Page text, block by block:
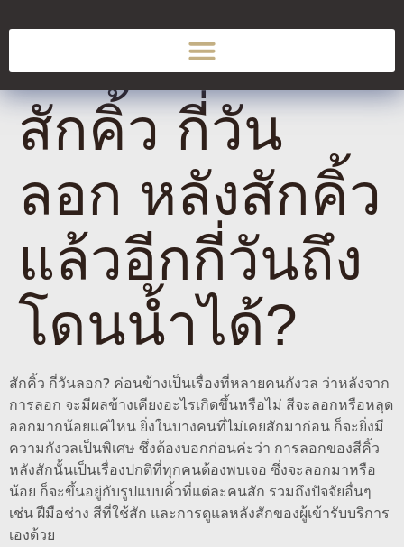
สักคิ้ว กี่วัน
ลอก หลังสักคิ้ว
แล้วอีกกี่วันถึง
โดนน้ำได้?
สักคิ้ว กี่วันลอก? ค่อนข้างเป็นเรื่องที่หลายคนกังวล ว่าหลังจาก
การลอก จะมีผลข้างเคียงอะไรเกิดขึ้นหรือไม่ สีจะลอกหรือหลุด
ออกมากน้อยแค่ไหน ยิ่งในบางคนที่ไม่เคยสักมาก่อน ก็จะยิ่งมี
ความกังวลเป็นพิเศษ ซึ่งต้องบอกก่อนค่ะว่า การลอกของสีคิ้ว
หลังสักนั้นเป็นเรื่องปกติที่ทุกคนต้องพบเจอ ซึ่งจะลอกมาหรือ
น้อย ก็จะขึ้นอยู่กับรูปแบบคิ้วที่แต่ละคนสัก รวมถึงปัจจัยอื่นๆ
เช่น ฝีมือช่าง สีที่ใช้สัก และการดูแลหลังสักของผู้เข้ารับบริการ
เองด้วย